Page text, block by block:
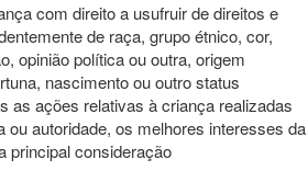
com direito a usufruir de direitos e
de raça, grupo étnico, cor,
opinião política ou outra, origem
nascimento ou outro status
as ações relativas à criança realizadas
ou autoridade, os melhores interesses da
principal consideração